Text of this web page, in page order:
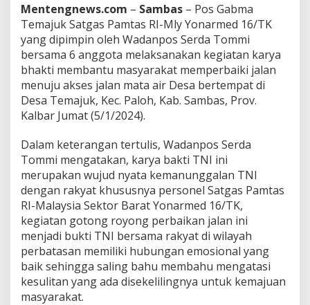
d
1
6
/
T
K
B
e
r
s
m
a
M
a
s
y
a
r
a
k
a
t
Mentengnews.com – Sambas – Pos Gabma
Temajuk Satgas Pamtas RI-Mly Yonarmed 16/TK
yang dipimpin oleh Wadanpos Serda Tommi
bersama 6 anggota melaksanakan kegiatan karya
bhakti membantu masyarakat memperbaiki jalan
menuju akses jalan mata air Desa bertempat di
Desa Temajuk, Kec. Paloh, Kab. Sambas, Prov.
Kalbar Jumat (5/1/2024).
Dalam keterangan tertulis, Wadanpos Serda
Tommi mengatakan, karya bakti TNI ini
merupakan wujud nyata kemanunggalan TNI
dengan rakyat khususnya personel Satgas Pamtas
RI-Malaysia Sektor Barat Yonarmed 16/TK,
kegiatan gotong royong perbaikan jalan ini
menjadi bukti TNI bersama rakyat di wilayah
perbatasan memiliki hubungan emosional yang
baik sehingga saling bahu membahu mengatasi
kesulitan yang ada disekelilingnya untuk kemajuan
masyarakat.